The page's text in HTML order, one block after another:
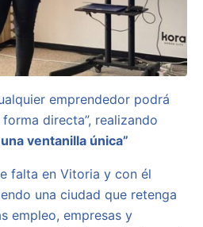
emprendedor podrá
directa”, realizando
ventanilla única”
falta en Vitoria y con él
una ciudad que retenga
empleo, empresas y